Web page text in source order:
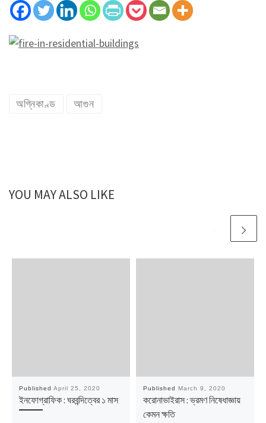
অগ্নিকাণ্ড আগুন
YOU MAY ALSO LIKE
Published April 25, 2020
ইনফোগ্রাফিক : ঘরবন্দিত্বের ১ মাস
Published March 9, 2020
করোনাভাইরাস : ভ্রমণ নিষেধাজ্ঞায়
কেমন ক্ষতি